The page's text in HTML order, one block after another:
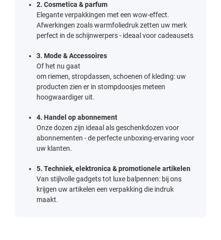
2. Cosmetica & parfum
Elegante verpakkingen met een wow-effect.
Afwerkingen zoalswarmfoliedrukzetten uw merk
perfect in de schijnwerpers - ideaal voor cadeausets
3. Mode & Accessoires
Of het nu gaat
om riemen, stropdassen, schoenen of kleding: uw
producten zien er in stompdoosjes meteen
hoogwaardiger uit.
4. Handel op abonnement
Onze dozen zijn ideaal alsgeschenkdozen voor
abonnementen - de perfecte unboxing-ervaring voor
uw klanten.
5. Techniek, elektronica & promotionele artikelen
Van stijlvolle gadgets tot luxe balpennen: bij ons
krijgen uw artikelen een verpakking die indruk
maakt.